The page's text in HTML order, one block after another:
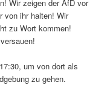
Wir zeigen der AfD vor
von ihr hal­ten! Wir
zu Wort kom­men!
um von dort als
zu gehen.